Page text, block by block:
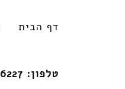
דף הבית
טלפון: 04-8416227, 050-7582525